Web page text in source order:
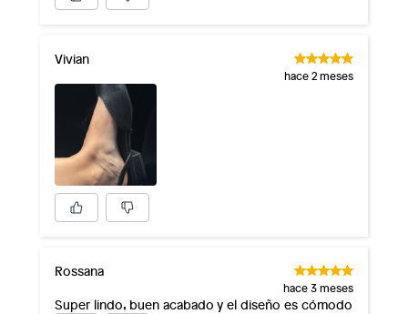
Vivian
hace 2 meses
Rossana
hace 3 meses
Super lindo, buen acabado y el diseño es cómodo